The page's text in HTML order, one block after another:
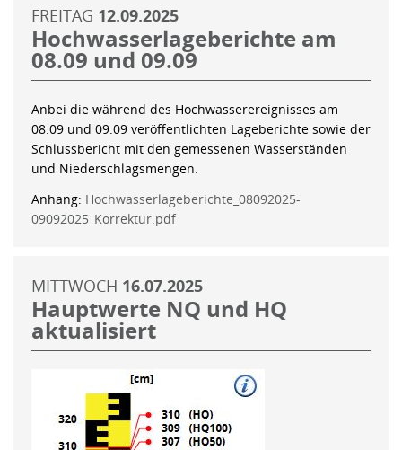
FREITAG 12.09.2025
Hochwasserlageberichte am
08.09 und 09.09
Anbei die während des Hochwasserereignisses am
08.09 und 09.09 veröffentlichten Lageberichte sowie der
Schlussbericht mit den gemessenen Wasserständen
und Niederschlagsmengen.
Anhang: Hochwasserlageberichte_08092025-
09092025_Korrektur.pdf
MITTWOCH 16.07.2025
Hauptwerte NQ und HQ
aktualisiert